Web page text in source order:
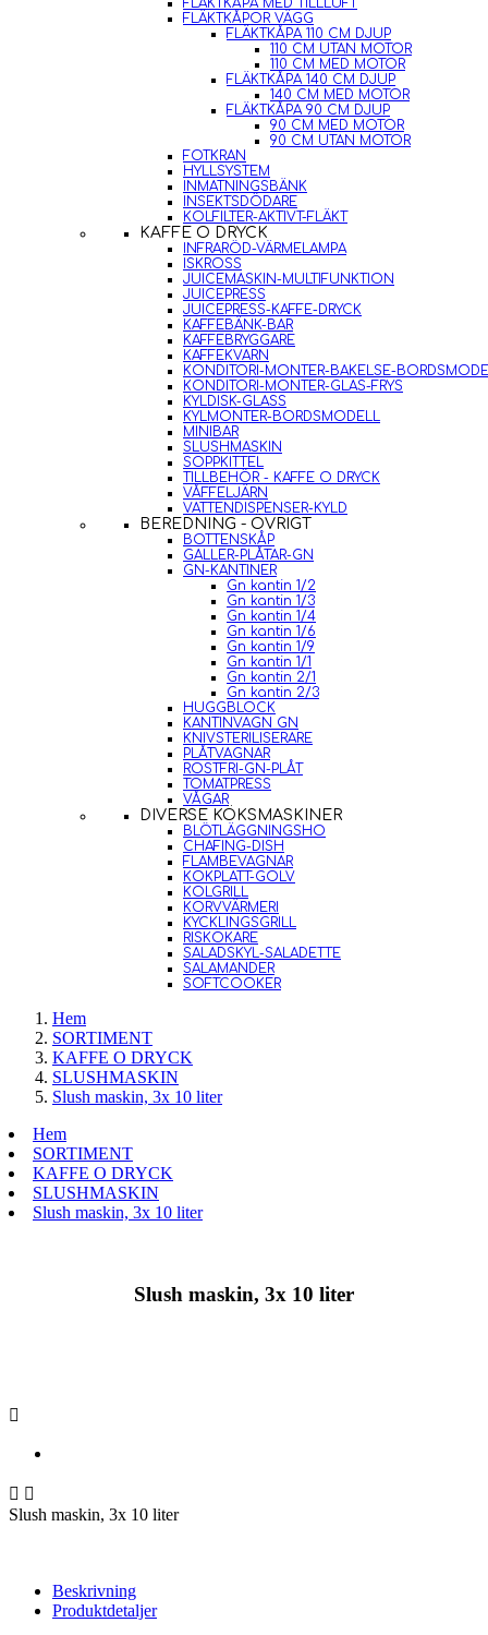
FLÄKTKÅPA MED TILLLUFT
FLÄKTKÅPOR VÄGG
FLÄKTKÅPA 110 CM DJUP
110 CM UTAN MOTOR
110 CM MED MOTOR
FLÄKTKÅPA 140 CM DJUP
140 CM MED MOTOR
FLÄKTKÅPA 90 CM DJUP
90 CM MED MOTOR
90 CM UTAN MOTOR
FOTKRAN
HYLLSYSTEM
INMATNINGSBÄNK
INSEKTSDÖDARE
KOLFILTER-AKTIVT-FLÄKT
KAFFE O DRYCK
INFRARÖD-VÄRMELAMPA
ISKROSS
JUICEMASKIN-MULTIFUNKTION
JUICEPRESS
JUICEPRESS-KAFFE-DRYCK
KAFFEBÄNK-BAR
KAFFEBRYGGARE
KAFFEKVARN
KONDITORI-MONTER-BAKELSE-
KONDITORI-MONTER-GLAS-FRYS
KYLDISK-GLASS
KYLMONTER-BORDSMODELL
MINIBAR
SLUSHMASKIN
SOPPKITTEL
TILLBEHÖR - KAFFE O DRYCK
VÅFFELJÄRN
VATTENDISPENSER-KYLD
BEREDNING - ÖVRIGT
BOTTENSKÅP
GALLER-PLÅTAR-GN
GN-KANTINER
Gn kantin 1/2
Gn kantin 1/3
Gn kantin 1/4
Gn kantin 1/6
Gn kantin 1/9
Gn kantin 1/1
Gn kantin 2/1
Gn kantin 2/3
HUGGBLOCK
KANTINVAGN GN
KNIVSTERILISERARE
PLÅTVAGNAR
ROSTFRI-GN-PLÅT
TOMATPRESS
VÅGAR
DIVERSE KÖKSMASKINER
BLÖTLÄGGNINGSHO
CHAFING-DISH
FLAMBEVAGNAR
KOKPLATT-GOLV
KOLGRILL
KORVVÄRMERI
KYCKLINGSGRILL
RISKOKARE
SALADSKYL-SALADETTE
SALAMANDER
SOFTCOOKER
Hem
SORTIMENT
KAFFE O DRYCK
SLUSHMASKIN
Slush maskin, 3x 10 liter
Hem
SORTIMENT
KAFFE O DRYCK
SLUSHMASKIN
Slush maskin, 3x 10 liter
Slush maskin, 3x 10 liter

 
Slush maskin, 3x 10 liter
Beskrivning
Produktdetaljer